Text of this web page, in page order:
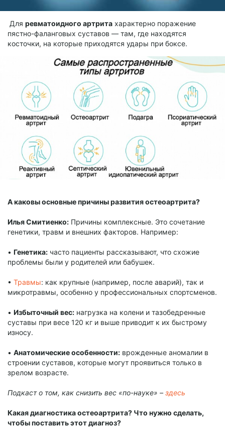
Для ревматоидного артрита характерно поражение
пястно-фаланговых суставов — там, где находятся
косточки, на которые приходятся удары при боксе.
А каковы основные причины развития остеоартрита?
Илья Смитиенко: Причины комплексные. Это сочетание
генетики, травм и внешних факторов. Например:
• Генетика: часто пациенты рассказывают, что схожие
проблемы были у родителей или бабушек.
• Травмы: как крупные (например, после аварий), так и
микротравмы, особенно у профессиональных спортсменов.
• Избыточный вес: нагрузка на колени и тазобедренные
суставы при весе 120 кг и выше приводит к их быстрому
износу.
• Анатомические особенности: врожденные аномалии в
строении суставов, которые могут проявиться только в
зрелом возрасте.
Подкаст о том, как снизить вес «по-науке» – здесь
Какая диагностика остеоартрита? Что нужно сделать,
чтобы поставить этот диагноз?